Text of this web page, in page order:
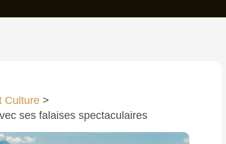
Culture
ses falaises spectaculaires